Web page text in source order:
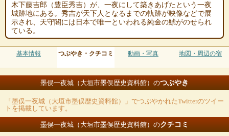
木下藤吉郎（豊臣秀吉）が、一夜にして築きあげたという一夜
城跡地にある。秀吉が天下人となるまでの軌跡が映像などで展
示され、天守閣には日本で唯一といわれる純金の鯱がのせられ
ている。
基本情報 つぶやき・クチコミ 動画・写真 地図・周辺の宿
墨俣一夜城（大垣市墨俣歴史資料館）のつぶやき
「墨俣一夜城（大垣市墨俣歴史資料館）」でつぶやかれたTwitterのツイー
トを掲載しています。
墨俣一夜城（大垣市墨俣歴史資料館）のクチコミ